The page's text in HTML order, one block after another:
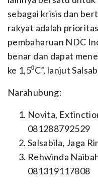
sebagai krisis dan
rakyat adalah
pembaharuan NDC
benar dan dapat
ke 1,5⁰C”, lanjut
Narahubung:
Novita,
081288792529
Salsabila, Jaga
Rehwinda
081319117808